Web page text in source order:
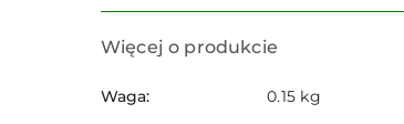
Więcej o produkcie
Waga: 0.15 kg